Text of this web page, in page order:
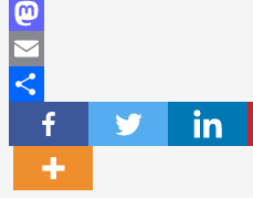
Facebook
Mastodon
Email
Share